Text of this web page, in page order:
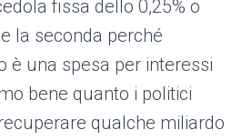
fissa dello 0,25% o
la seconda perché
è una spesa per interessi
bene quanto i politici
qualche miliardo